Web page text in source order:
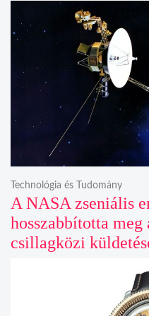
A NASA zseniális
hosszabbította meg
csillagközi
Technológia és Tudomány